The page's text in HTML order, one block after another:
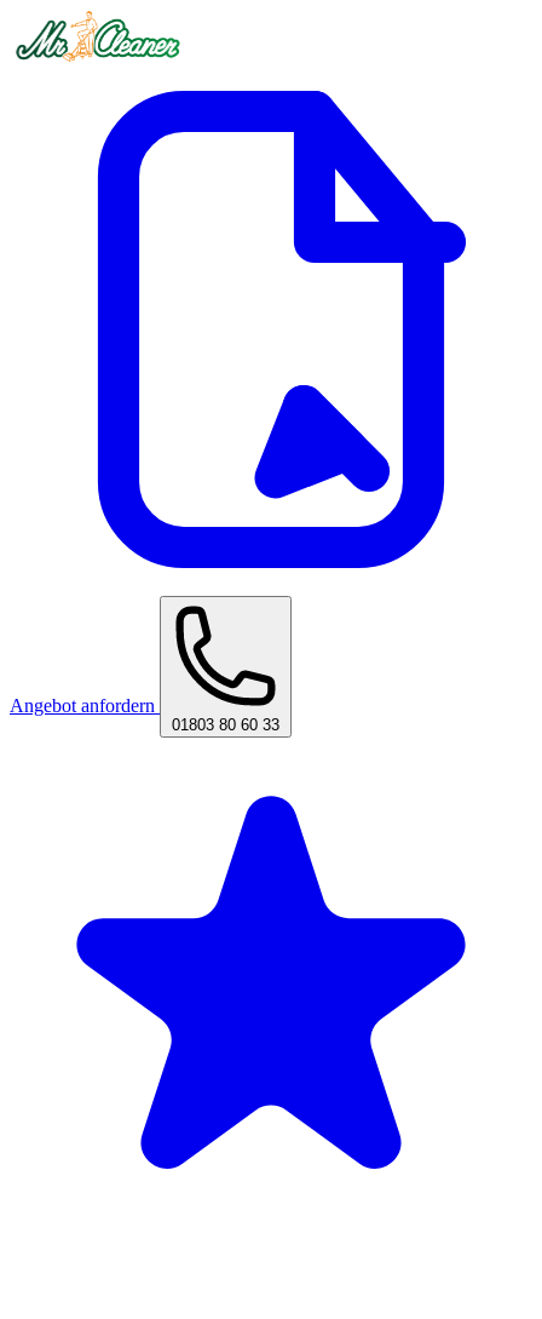
Angebot anfordern
01803 80 60 33